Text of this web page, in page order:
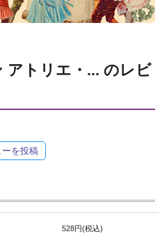
アトリエ・... のレビ
ーを投稿
528円(税込)